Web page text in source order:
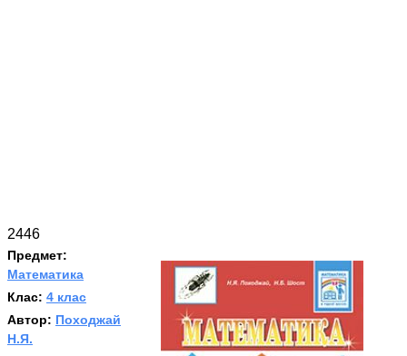
2446
Предмет:
Математика
Клас: 4 клас
Автор: Походжай
Н.Я.